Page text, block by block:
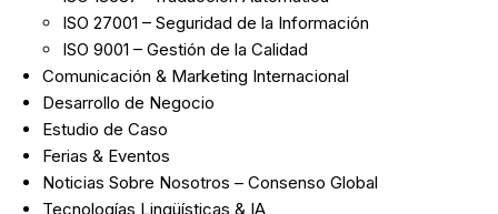
ISO 27001 – Seguridad de la Información
ISO 9001 – Gestión de la Calidad
Comunicación & Marketing Internacional
Desarrollo de Negocio
Estudio de Caso
Ferias & Eventos
Noticias Sobre Nosotros – Consenso Global
Tecnologías Lingüísticas & IA